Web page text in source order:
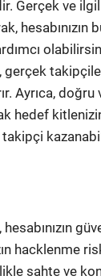
Gerçek ve
hesabınızın
gerçek
Ayrıca,
hedef
hacklenme
sahte ve